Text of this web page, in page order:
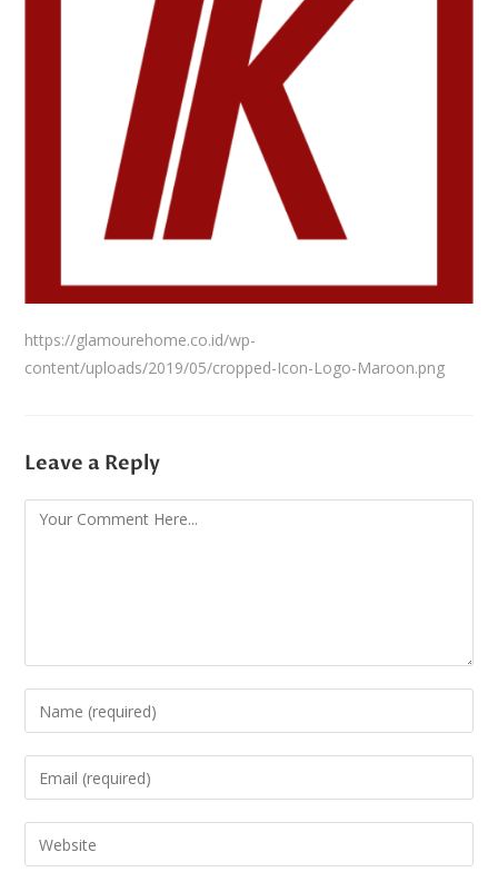
https://glamourehome.co.id/wp-
content/uploads/2019/05/cropped-Icon-Logo-Maroon.png
Leave a Reply